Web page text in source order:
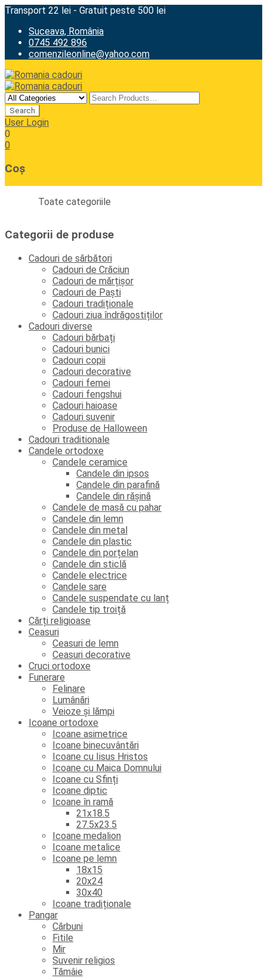
Transport 22 lei - Gratuit peste 500 lei
Suceava, România
0745 492 896
comenzileonline@yahoo.com
User Login
0
0
Coș
Toate categoriile
Categorii de produse
Cadouri de sărbători
Cadouri de Crăciun
Cadouri de mărțișor
Cadouri de Paști
Cadouri tradiționale
Cadouri ziua îndrăgostiților
Cadouri diverse
Cadouri bărbați
Cadouri bunici
Cadouri copii
Cadouri decorative
Cadouri femei
Cadouri fengshui
Cadouri haioase
Cadouri suvenir
Produse de Halloween
Cadouri traditionale
Candele ortodoxe
Candele ceramice
Candele din ipsos
Candele din parafină
Candele din rășină
Candele de masă cu pahar
Candele din lemn
Candele din metal
Candele din plastic
Candele din porțelan
Candele din sticlă
Candele electrice
Candele sare
Candele suspendate cu lanț
Candele tip troiță
Cărți religioase
Ceasuri
Ceasuri de lemn
Ceasuri decorative
Cruci ortodoxe
Funerare
Felinare
Lumânări
Veioze și lămpi
Icoane ortodoxe
Icoane asimetrice
Icoane binecuvântări
Icoane cu Iisus Hristos
Icoane cu Maica Domnului
Icoane cu Sfinți
Icoane diptic
Icoane în ramă
21x18.5
27.5x23.5
Icoane medalion
Icoane metalice
Icoane pe lemn
18x15
20x24
30x40
Icoane tradiționale
Pangar
Cărbuni
Fitile
Mir
Suvenir religios
Tămâie